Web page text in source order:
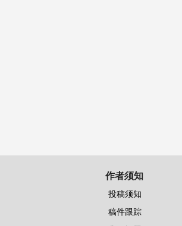
作者须知
投稿须知
稿件跟踪